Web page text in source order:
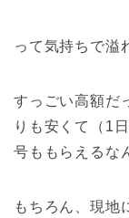
って気持ちで溢
すっごい高額だ
りも安くて（1
号ももらえるな
もちろん、現地